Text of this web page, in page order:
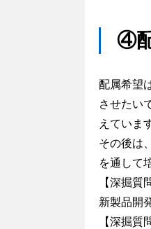
④
配属希望
させたい
えていま
その後は
を通して
【深掘質
新製品開
【深掘質